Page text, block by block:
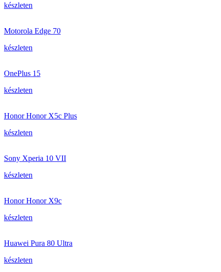
készleten
Motorola Edge 70
készleten
OnePlus 15
készleten
Honor Honor X5c Plus
készleten
Sony Xperia 10 VII
készleten
Honor Honor X9c
készleten
Huawei Pura 80 Ultra
készleten